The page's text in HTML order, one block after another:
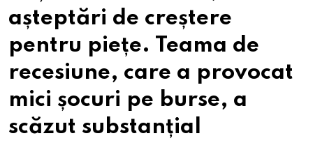
așteptări de creștere
pentru piețe. Teama de
recesiune, care a provocat
mici șocuri pe burse, a
scăzut substanțial